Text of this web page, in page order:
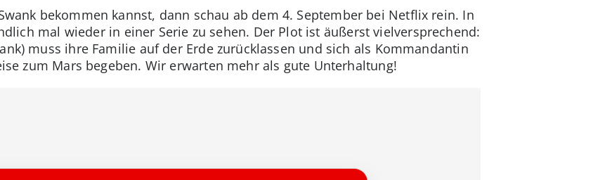
bekommen kannst, dann schau ab dem 4. September bei Netflix rein. In
mal wieder in einer Serie zu sehen. Der Plot ist äußerst vielversprechend:
muss ihre Familie auf der Erde zurücklassen und sich als Kommandantin
zum Mars begeben. Wir erwarten mehr als gute Unterhaltung!